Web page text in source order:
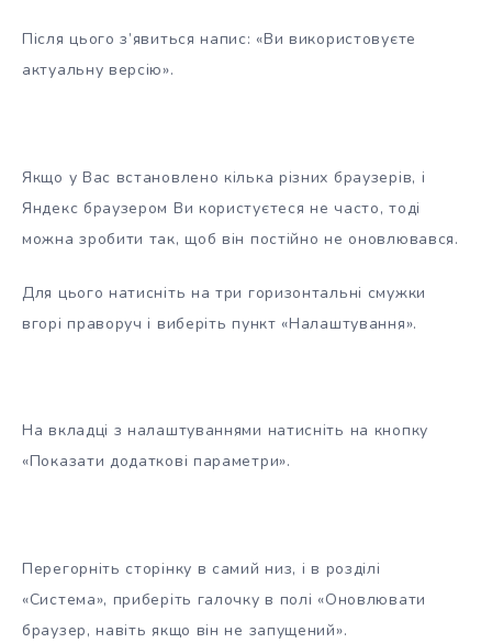
Після цього з’явиться напис: «Ви використовуєте
актуальну версію».
Якщо у Вас встановлено кілька різних браузерів, і
Яндекс браузером Ви користуєтеся не часто, тоді
можна зробити так, щоб він постійно не оновлювався.
Для цього натисніть на три горизонтальні смужки
вгорі праворуч і виберіть пункт «Налаштування».
На вкладці з налаштуваннями натисніть на кнопку
«Показати додаткові параметри».
Перегорніть сторінку в самий низ, і в розділі
«Система», приберіть галочку в полі «Оновлювати
браузер, навіть якщо він не запущений».